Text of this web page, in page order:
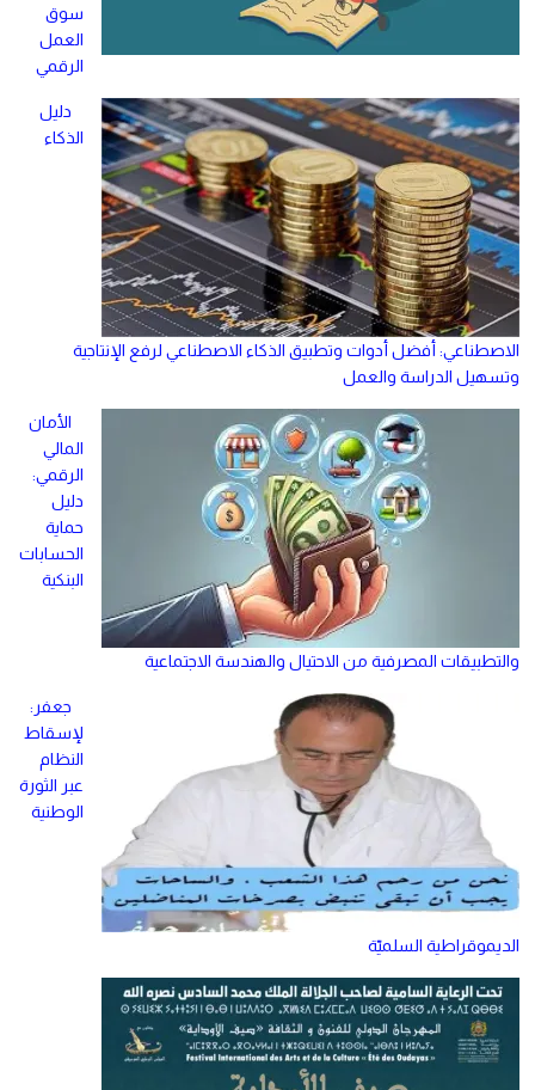
سوق
العمل
الرقمي
دليل
الذكاء
الاصطناعي: أفضل أدوات وتطبيق الذكاء الاصطناعي لرفع الإنتاجية
وتسهيل الدراسة والعمل
الأمان
المالي
الرقمي:
دليل
حماية
الحسابات
البنكية
والتطبيقات المصرفية من الاحتيال والهندسة الاجتماعية
جعفر:
لإسقاط
النظام
عبر الثورة
الوطنية
الديموقراطية السلميّة